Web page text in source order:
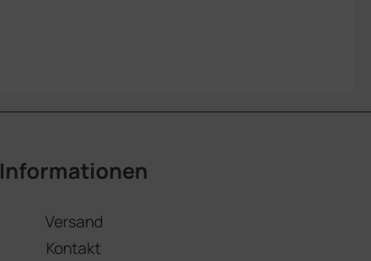
Informationen
Versand
Kontakt